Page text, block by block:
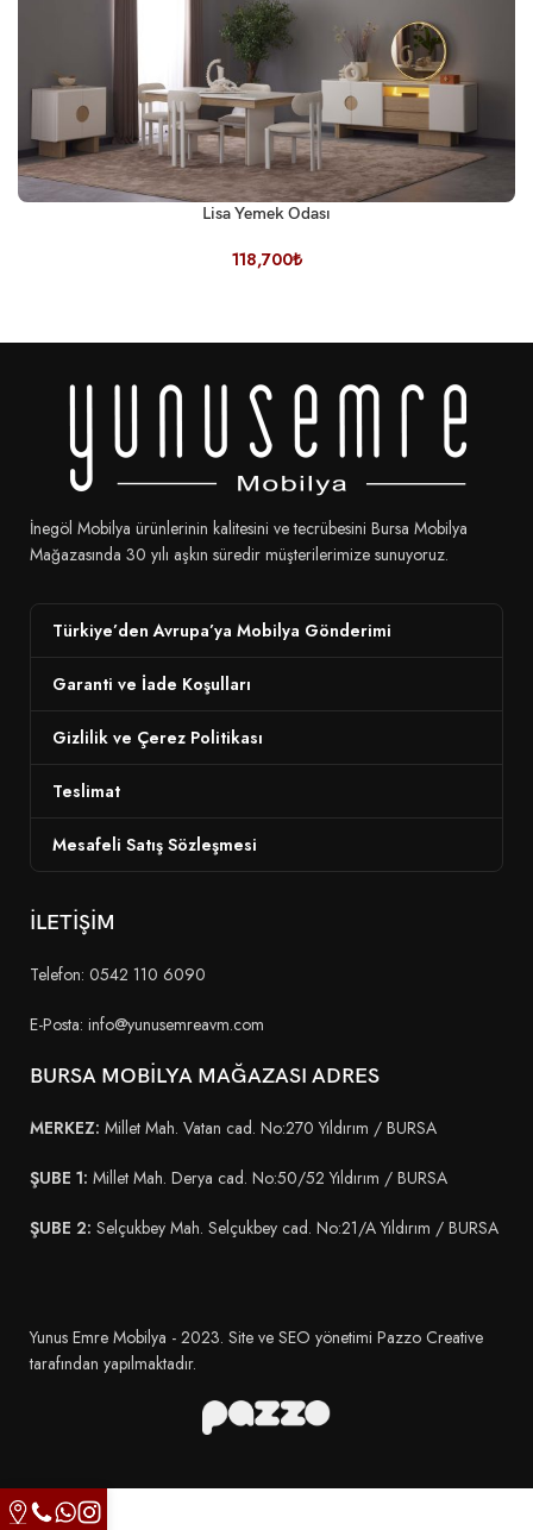
Lisa Yemek Odası
118,700₺
İnegöl Mobilya ürünlerinin kalitesini ve tecrübesini Bursa Mobilya
Mağazasında 30 yılı aşkın süredir müşterilerimize sunuyoruz.
Türkiye’den Avrupa’ya Mobilya Gönderimi
Garanti ve İade Koşulları
Gizlilik ve Çerez Politikası
Teslimat
Mesafeli Satış Sözleşmesi
İLETİŞİM
Telefon: 0542 110 6090
E-Posta: info@yunusemreavm.com
BURSA MOBİLYA MAĞAZASI ADRES
MERKEZ: Millet Mah. Vatan cad. No:270 Yıldırım / BURSA
ŞUBE 1: Millet Mah. Derya cad. No:50/52 Yıldırım / BURSA
ŞUBE 2: Selçukbey Mah. Selçukbey cad. No:21/A Yıldırım / BURSA
Yunus Emre Mobilya - 2023. Site ve SEO yönetimi Pazzo Creative
tarafından yapılmaktadır.